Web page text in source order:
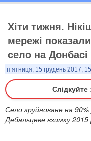
Хіти тижня.
мережі
село на
п’ятниця, 15 грудень 2017,
Слідкуйте
Село зруйноване на
Дебальцеве взимку 2015